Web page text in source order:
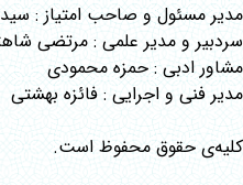
مدیر مسئول و صاحب امتیاز :
سردبیر و مدیر علمی : مرتضی
مشاور ادبی : حمزه محمودی
مدیر فنی و اجرایی : فائزه بهشتی
کلیه‌ی حقوق محفوظ است.